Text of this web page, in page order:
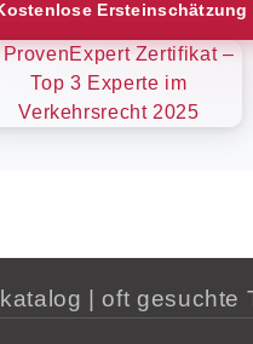
Ersteinschätzung
| oft gesuchte